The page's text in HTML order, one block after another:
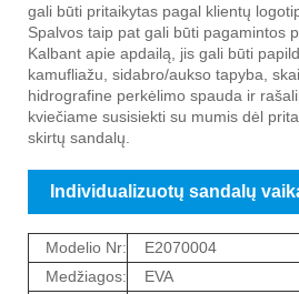
gali būti pritaikytas pagal klientų
Spalvos taip pat gali būti pagamintos
Kalbant apie apdailą, jis gali būti
kamufliažu, sidabro/aukso tapyba,
hidrografine perkėlimo spauda ir
kviečiame susisiekti su mumis dėl
skirtų sandalų.
Individualizuotų sandalų
Modelio Nr:
E2070004
Medžiagos:
EVA